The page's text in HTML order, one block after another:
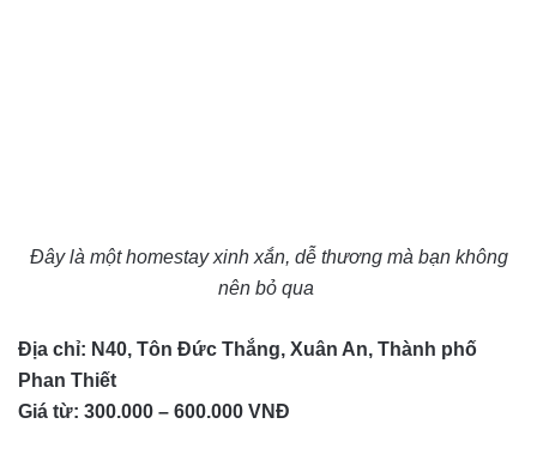
Đây là một homestay xinh xắn, dễ thương mà bạn không
nên bỏ qua
Địa chỉ: N40, Tôn Đức Thắng, Xuân An, Thành phố
Phan Thiết
Giá từ: 300.000 – 600.000 VNĐ